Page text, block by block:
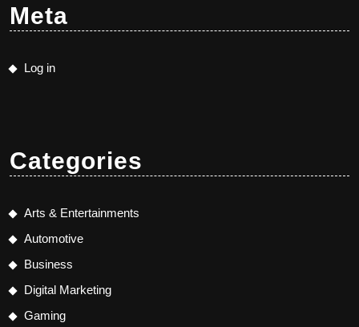
Meta
Log in
Categories
Arts & Entertainments
Automotive
Business
Digital Marketing
Gaming